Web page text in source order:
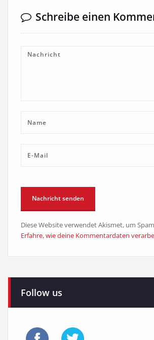
Schreibe einen
Diese Website verwendet Akismet, um
Erfahre, wie deine Kommentardaten
Follow us